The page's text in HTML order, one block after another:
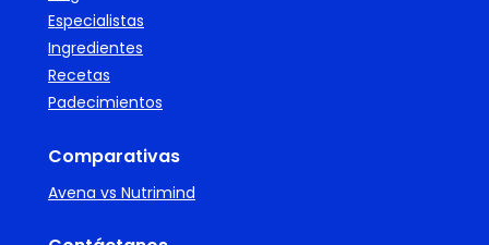
Especialistas
Ingredientes
Recetas
Padecimientos
Comparativas
Avena vs Nutrimind